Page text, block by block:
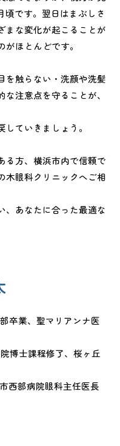
頃です。翌日はまぶしさ
まな変化が起こることが
ほとんどです。
を触らない・洗顔や洗髪
注意点を守ることが、
ていきましょう。
る方、横浜市内で信頼で
木眼科クリニックへご相
、あなたに合った最適な
卒業、聖マリアンナ医
博士課程修了、桜ヶ丘
西部病院眼科主任医長